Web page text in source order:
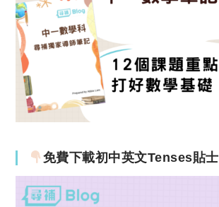
免費下載初中英文Tenses貼士